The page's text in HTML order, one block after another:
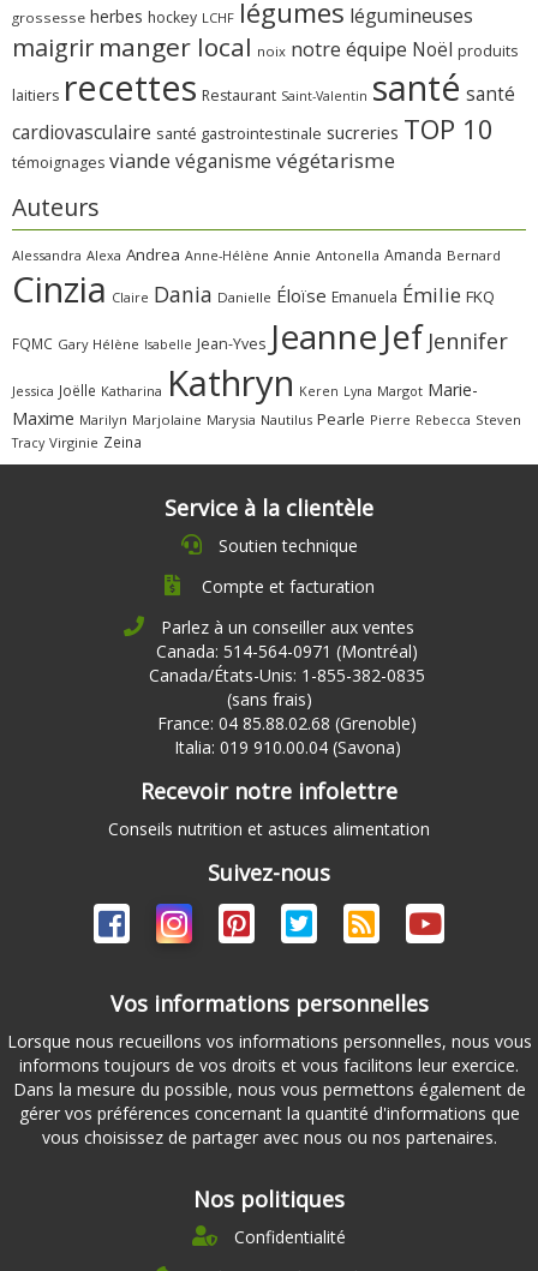
grossesse herbes hockey LCHF légumes légumineuses
maigrir manger local noix notre équipe Noël produits
laitiers recettes Restaurant Saint-Valentin santé santé
cardiovasculaire santé gastrointestinale sucreries TOP 10
témoignages viande véganisme végétarisme
Auteurs
Alessandra Alexa Andrea Anne-Hélène Annie Antonella Amanda Bernard
Cinzia Claire Dania Danielle Éloïse Emanuela Émilie FKQ
FQMC Gary Hélène Isabelle Jean-Yves Jeanne Jef Jennifer
Jessica Joëlle Katharina Kathryn Keren Lyna Margot Marie-
Maxime Marilyn Marjolaine Marysia Nautilus Pearle Pierre Rebecca Steven
Tracy Virginie Zeina
Service à la clientèle
Soutien technique
Compte et facturation
Parlez à un conseiller aux ventes
Canada: 514-564-0971 (Montréal)
Canada/États-Unis: 1-855-382-0835
(sans frais)
France: 04 85.88.02.68 (Grenoble)
Italia: 019 910.00.04 (Savona)
Recevoir notre infolettre
Conseils nutrition et astuces alimentation
Suivez-nous
Vos informations personnelles
Lorsque nous recueillons vos informations personnelles, nous vous
informons toujours de vos droits et vous facilitons leur exercice.
Dans la mesure du possible, nous vous permettons également de
gérer vos préférences concernant la quantité d'informations que
vous choisissez de partager avec nous ou nos partenaires.
Nos politiques
Confidentialité